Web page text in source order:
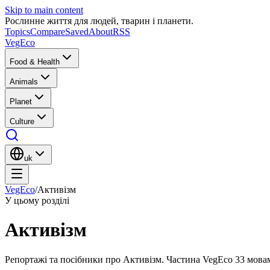
Skip to main content
Рослинне життя для людей, тварин і планети.
TopicsCompareSavedAboutRSS
VegEco
Food & Health
Animals
Planet
Culture
uk
VegEco/Активізм
У цьому розділі
Активізм
Репортажі та посібники про Активізм. Частина VegEco 33